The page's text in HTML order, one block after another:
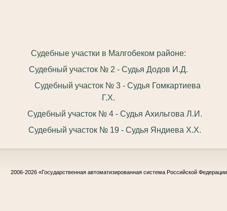
Судебные участки в Малгобеком районе:
Судебный участок № 2 - Судья Додов И.Д.
Судебный участок № 3 - Судья Гомкартиева
Г.Х.
Судебный участок № 4 - Судья Ахильгова Л.И.
Судебный участок № 19 - Судья Яндиева Х.Х.
2006-2026 «Государственная автоматизированная система Российской